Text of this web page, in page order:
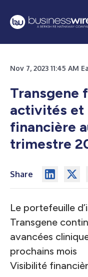
Nov 7, 2023 11:45 AM
Transgene
activités et
financière
trimestre
Share
Le portefeuille
Transgene
avancées
prochains mois
Visibilité